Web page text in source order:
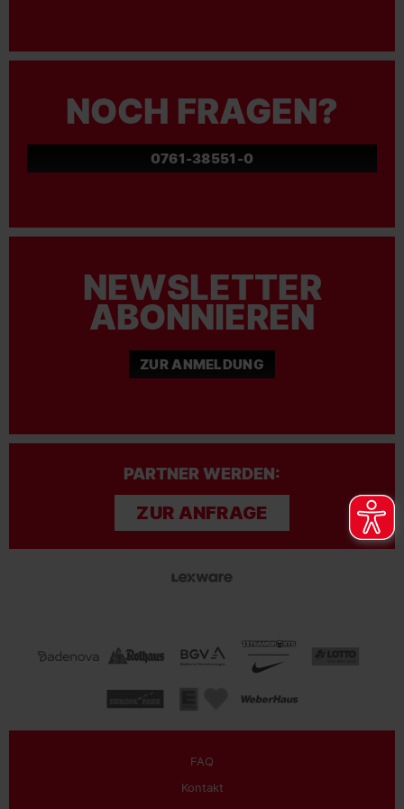
NOCH FRAGEN?
0761-38551-0
NEWSLETTER
ABONNIEREN
ZUR ANMELDUNG
PARTNER WERDEN:
ZUR ANFRAGE
FAQ
Kontakt